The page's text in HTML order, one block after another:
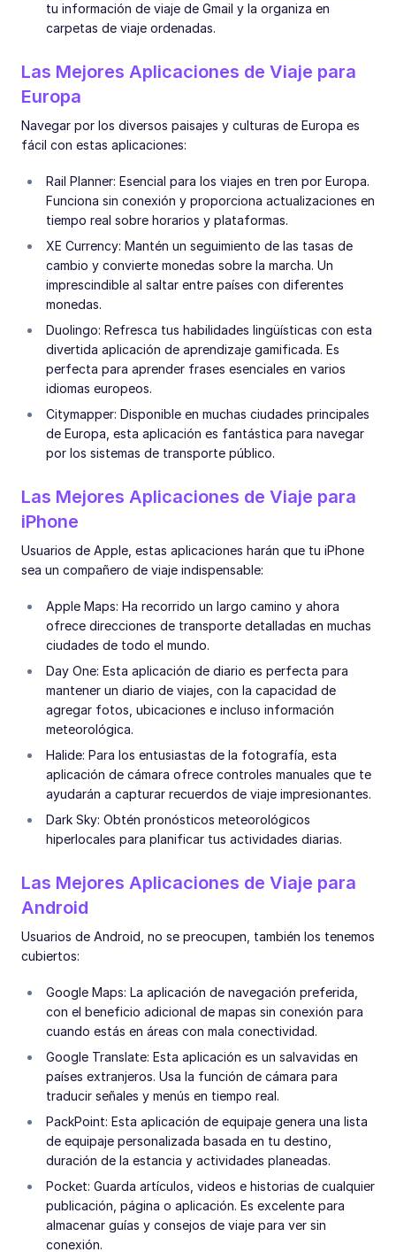
tu información de viaje de Gmail y la organiza en
carpetas de viaje ordenadas.
Las Mejores Aplicaciones de Viaje para
Europa
Navegar por los diversos paisajes y culturas de Europa es
fácil con estas aplicaciones:
Rail Planner: Esencial para los viajes en tren por Europa.
Funciona sin conexión y proporciona actualizaciones en
tiempo real sobre horarios y plataformas.
XE Currency: Mantén un seguimiento de las tasas de
cambio y convierte monedas sobre la marcha. Un
imprescindible al saltar entre países con diferentes
monedas.
Duolingo: Refresca tus habilidades lingüísticas con esta
divertida aplicación de aprendizaje gamificada. Es
perfecta para aprender frases esenciales en varios
idiomas europeos.
Citymapper: Disponible en muchas ciudades principales
de Europa, esta aplicación es fantástica para navegar
por los sistemas de transporte público.
Las Mejores Aplicaciones de Viaje para
iPhone
Usuarios de Apple, estas aplicaciones harán que tu iPhone
sea un compañero de viaje indispensable:
Apple Maps: Ha recorrido un largo camino y ahora
ofrece direcciones de transporte detalladas en muchas
ciudades de todo el mundo.
Day One: Esta aplicación de diario es perfecta para
mantener un diario de viajes, con la capacidad de
agregar fotos, ubicaciones e incluso información
meteorológica.
Halide: Para los entusiastas de la fotografía, esta
aplicación de cámara ofrece controles manuales que te
ayudarán a capturar recuerdos de viaje impresionantes.
Dark Sky: Obtén pronósticos meteorológicos
hiperlocales para planificar tus actividades diarias.
Las Mejores Aplicaciones de Viaje para
Android
Usuarios de Android, no se preocupen, también los tenemos
cubiertos:
Google Maps: La aplicación de navegación preferida,
con el beneficio adicional de mapas sin conexión para
cuando estás en áreas con mala conectividad.
Google Translate: Esta aplicación es un salvavidas en
países extranjeros. Usa la función de cámara para
traducir señales y menús en tiempo real.
PackPoint: Esta aplicación de equipaje genera una lista
de equipaje personalizada basada en tu destino,
duración de la estancia y actividades planeadas.
Pocket: Guarda artículos, videos e historias de cualquier
publicación, página o aplicación. Es excelente para
almacenar guías y consejos de viaje para ver sin
conexión.